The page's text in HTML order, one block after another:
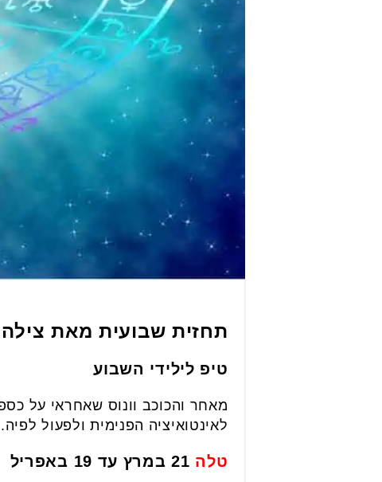
תחזית שבועית מאת צילה
טיפ לילידי השבוע
מאחר והכוכב וונוס שאחראי על
לאינטואיציה הפנימית ולפעול לפיה.
טלה